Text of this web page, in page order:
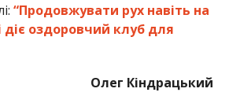
“Продовжувати рух навіть на
діє оздоровчий клуб для
Олег Кіндрацький